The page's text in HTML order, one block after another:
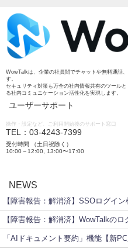
WowTalkは、企業の社員間でチャットや無料通話
す。
セキュリティ対策も万全の社内情報共有のツール
る社内コミュニケーション活性化を実現します。
ユーザーサポート
操作・設定など、ご利用開始後のサポート窓口
TEL：03-4243-7399
受付時間 （土日祝除く）
10:00～12:00, 13:00〜17:00
NEWS
【障害報告：解消済】SSOログイ
【障害報告：解消済】WowTalkの
「AIドキュメント要約」機能【新PC